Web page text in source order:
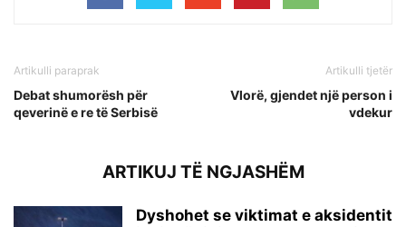
Artikulli paraprak
Debat shumorësh për
qeverinë e re të Serbisë
Artikulli tjetër
Vlorë, gjendet një person i
vdekur
ARTIKUJ TË NGJASHËM
Dyshohet se viktimat e aksidentit